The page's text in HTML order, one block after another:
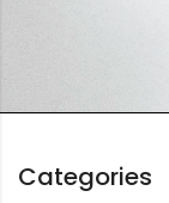
Categories